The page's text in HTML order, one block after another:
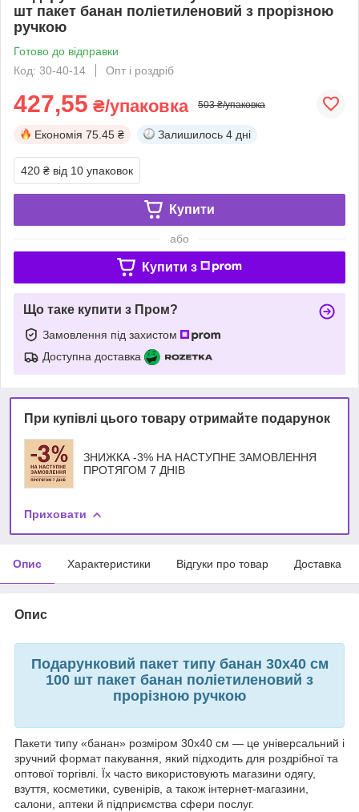
шт пакет банан поліетиленовий з прорізною
ручкою
Готово до відправки
Код: 30-40-14
Опт і роздріб
427,55 ₴/упаковка 503 ₴/упаковка
Економія 75.45 ₴ Залишилось 4 дні
420 ₴ від 10 упаковок
Купити
або
Купити з
Що таке купити з Пром?
Замовлення під захистом
Доступна доставка
При купівлі цього товару отримайте подарунок
ЗНИЖКА -3% НА НАСТУПНЕ ЗАМОВЛЕННЯ
ПРОТЯГОМ 7 ДНІВ
Приховати
Опис Характеристики Відгуки про товар Доставка
Опис
Подарунковий пакет типу банан 30x40 см
100 шт пакет банан поліетиленовий з
прорізною ручкою
Пакети типу «банан» розміром 30x40 см — це універсальний і
зручний формат пакування, який підходить для роздрібної та
оптової торгівлі. Їх часто використовують магазини одягу,
взуття, косметики, сувенірів, а також інтернет-магазини,
салони, аптеки й підприємства сфери послуг.